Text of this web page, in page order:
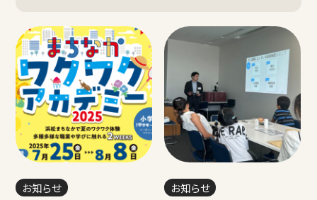
お知らせ お知らせ